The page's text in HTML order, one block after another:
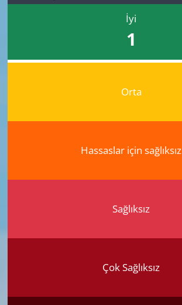
İyi
1
Orta
Hassaslar için sağlıksız
Sağlıksız
Çok Sağlıksız